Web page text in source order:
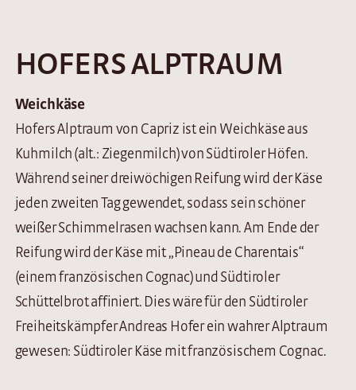
HOFERS ALPTRAUM
Weichkäse
Hofers Alptraum von Capriz ist ein Weichkäse aus
Kuhmilch (alt.: Ziegenmilch) von Südtiroler Höfen.
Während seiner dreiwöchigen Reifung wird der Käse
jeden zweiten Tag gewendet, sodass sein schöner
weißer Schimmelrasen wachsen kann. Am Ende der
Reifung wird der Käse mit „Pineau de Charentais“
(einem französischen Cognac) und Südtiroler
Schüttelbrot affiniert. Dies wäre für den Südtiroler
Freiheitskämpfer Andreas Hofer ein wahrer Alptraum
gewesen: Südtiroler Käse mit französischem Cognac.